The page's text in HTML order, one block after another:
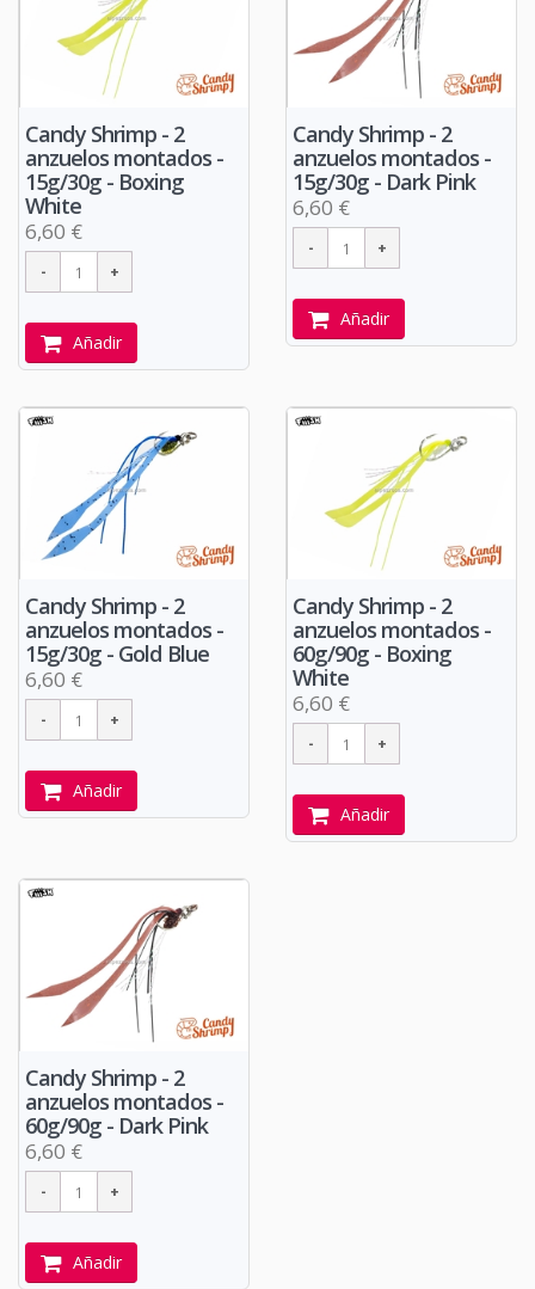
Candy Shrimp - 2
anzuelos montados -
15g/30g - Boxing
White
6,60 €
Añadir
Candy Shrimp - 2
anzuelos montados -
15g/30g - Dark Pink
6,60 €
Añadir
Candy Shrimp - 2
anzuelos montados -
15g/30g - Gold Blue
6,60 €
Añadir
Candy Shrimp - 2
anzuelos montados -
60g/90g - Boxing
White
6,60 €
Añadir
Candy Shrimp - 2
anzuelos montados -
60g/90g - Dark Pink
6,60 €
Añadir